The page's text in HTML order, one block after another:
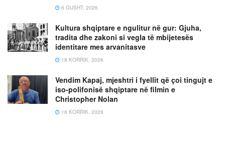
6 GUSHT, 2026
Kultura shqiptare e ngulitur në gur: Gjuha,
tradita dhe zakoni si vegla të mbijetesës
identitare mes arvanitasve
18 KORRIK, 2026
Vendim Kapaj, mjeshtri i fyellit që çoi tingujt e
iso-polifonisë shqiptare në filmin e
Christopher Nolan
18 KORRIK, 2026